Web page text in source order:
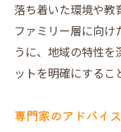
落ち着いた環境や教
ファミリー層に向け
うに、地域の特性
ットを明確にするこ
専門家のアドバイ